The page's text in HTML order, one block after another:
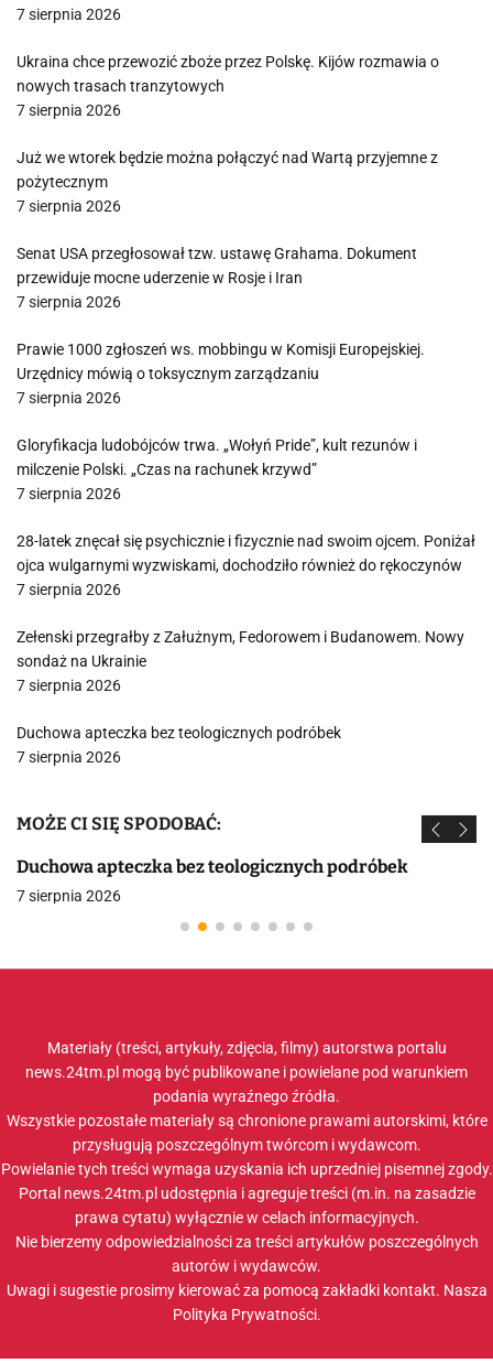
7 sierpnia 2026
Ukraina chce przewozić zboże przez Polskę. Kijów rozmawia o
nowych trasach tranzytowych
7 sierpnia 2026
Już we wtorek będzie można połączyć nad Wartą przyjemne z
pożytecznym
7 sierpnia 2026
Senat USA przegłosował tzw. ustawę Grahama. Dokument
przewiduje mocne uderzenie w Rosje i Iran
7 sierpnia 2026
Prawie 1000 zgłoszeń ws. mobbingu w Komisji Europejskiej.
Urzędnicy mówią o toksycznym zarządzaniu
7 sierpnia 2026
Gloryfikacja ludobójców trwa. „Wołyń Pride”, kult rezunów i
milczenie Polski. „Czas na rachunek krzywd”
7 sierpnia 2026
28-latek znęcał się psychicznie i fizycznie nad swoim ojcem. Poniżał
ojca wulgarnymi wyzwiskami, dochodziło również do rękoczynów
7 sierpnia 2026
Zełenski przegrałby z Załużnym, Fedorowem i Budanowem. Nowy
sondaż na Ukrainie
7 sierpnia 2026
Duchowa apteczka bez teologicznych podróbek
7 sierpnia 2026
MOŻE CI SIĘ SPODOBAĆ:
Duchowa apteczka bez teologicznych podróbek
7 sierpnia 2026
Materiały (treści, artykuły, zdjęcia, filmy) autorstwa portalu
news.24tm.pl mogą być publikowane i powielane pod warunkiem
podania wyraźnego źródła.
Wszystkie pozostałe materiały są chronione prawami autorskimi, które
przysługują poszczególnym twórcom i wydawcom.
Powielanie tych treści wymaga uzyskania ich uprzedniej pisemnej zgody.
Portal news.24tm.pl udostępnia i agreguje treści (m.in. na zasadzie
prawa cytatu) wyłącznie w celach informacyjnych.
Nie bierzemy odpowiedzialności za treści artykułów poszczególnych
autorów i wydawców.
Uwagi i sugestie prosimy kierować za pomocą zakładki kontakt. Nasza
Polityka Prywatności.